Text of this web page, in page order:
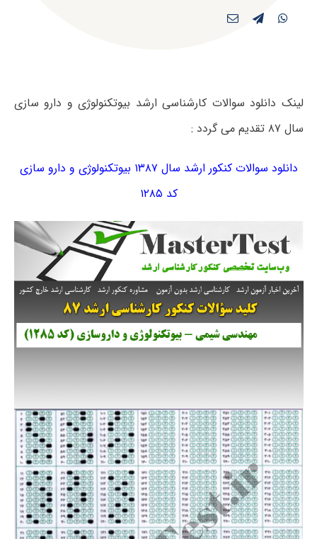
لینک دانلود سوالات کارشناسی ارشد بیوتکنولوژی و دارو سازی
سال ۸۷ تقدیم می گردد :
دانلود سوالات کنکور ارشد سال ۱۳۸۷ بیوتکنولوژی و دارو سازی
کد ۱۲۸۵